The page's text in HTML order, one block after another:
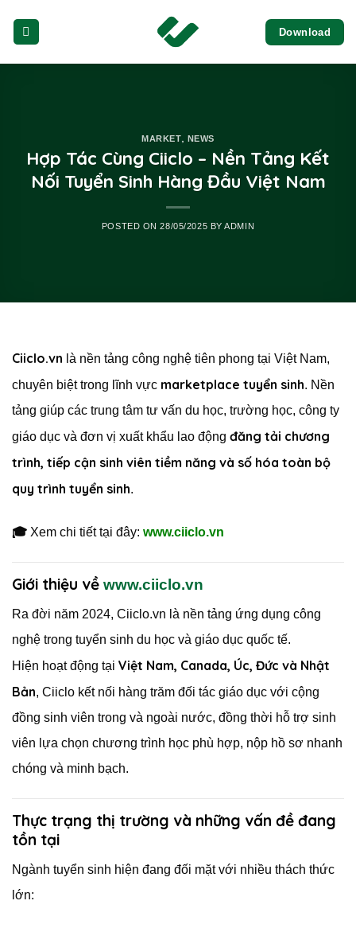
content
Download
MARKET NEWS
Hợp Tác Cùng Ciiclo – Nền Tảng Kết
Nối Tuyển Sinh Hàng Đầu Việt Nam
POSTED ON28/05/2025 BYADMIN
Ciiclo.vn là nền tảng công nghệ tiên phong tại Việt Nam,
chuyên biệt trong lĩnh vực marketplace tuyển sinh. Nền
tảng giúp các trung tâm tư vấn du học, trường học, công ty
giáo dục và đơn vị xuất khẩu lao động đăng tải chương
trình, tiếp cận sinh viên tiềm năng và số hóa toàn bộ
quy trình tuyển sinh.
🎓 Xem chi tiết tại đây: www.ciiclo.vn
Giới thiệu về www.ciiclo.vn
Ra đời năm 2024, Ciiclo.vn là nền tảng ứng dụng công
nghệ trong tuyển sinh du học và giáo dục quốc tế.
Hiện hoạt động tại Việt Nam, Canada, Úc, Đức và Nhật
Bản, Ciiclo kết nối hàng trăm đối tác giáo dục với cộng
đồng sinh viên trong và ngoài nước, đồng thời hỗ trợ sinh
viên lựa chọn chương trình học phù hợp, nộp hồ sơ nhanh
chóng và minh bạch.
Thực trạng thị trường và những vấn đề đang
tồn tại
Ngành tuyển sinh hiện đang đối mặt với nhiều thách thức
lớn: